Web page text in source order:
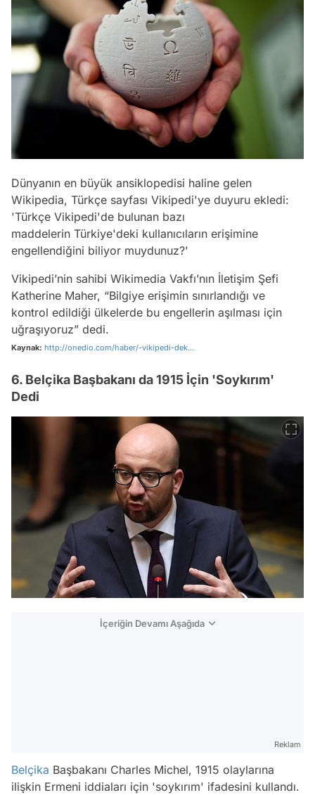
Dünyanın en büyük ansiklopedisi haline gelen
Wikipedia, Türkçe sayfası Vikipedi'ye duyuru ekledi:
'Türkçe Vikipedi'de bulunan bazı
maddelerin Türkiye'deki kullanıcıların erişimine
engellendiğini biliyor muydunuz?'
Vikipedi’nin sahibi Wikimedia Vakfı’nın İletişim Şefi
Katherine Maher, “Bilgiye erişimin sınırlandığı ve
kontrol edildiği ülkelerde bu engellerin aşılması için
uğraşıyoruz” dedi.
Kaynak: http://onedio.com/haber/-vikipedi-dek...
6. Belçika Başbakanı da 1915 İçin 'Soykırım'
Dedi
İçeriğin Devamı Aşağıda
Reklam
Belçika Başbakanı Charles Michel, 1915 olaylarına
ilişkin Ermeni iddiaları için 'soykırım' ifadesini kullandı.